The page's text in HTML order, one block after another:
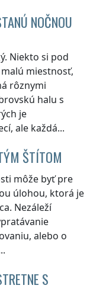
NOČNOU
Niekto si pod
miestnosť,
rôznymi
halu s
je
ale každá...
ŠTÍTOM
môže byť pre
úlohou, ktorá je
Nezáleží
alebo o
S